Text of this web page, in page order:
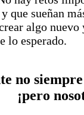
que sueñan
algo nuevo
lo esperado.
no
¡pero